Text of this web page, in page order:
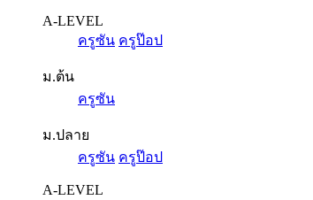
A-LEVEL
ครูซัน ครูป๊อป
ม.ต้น
ครูซัน
ม.ปลาย
ครูซัน ครูป๊อป
A-LEVEL